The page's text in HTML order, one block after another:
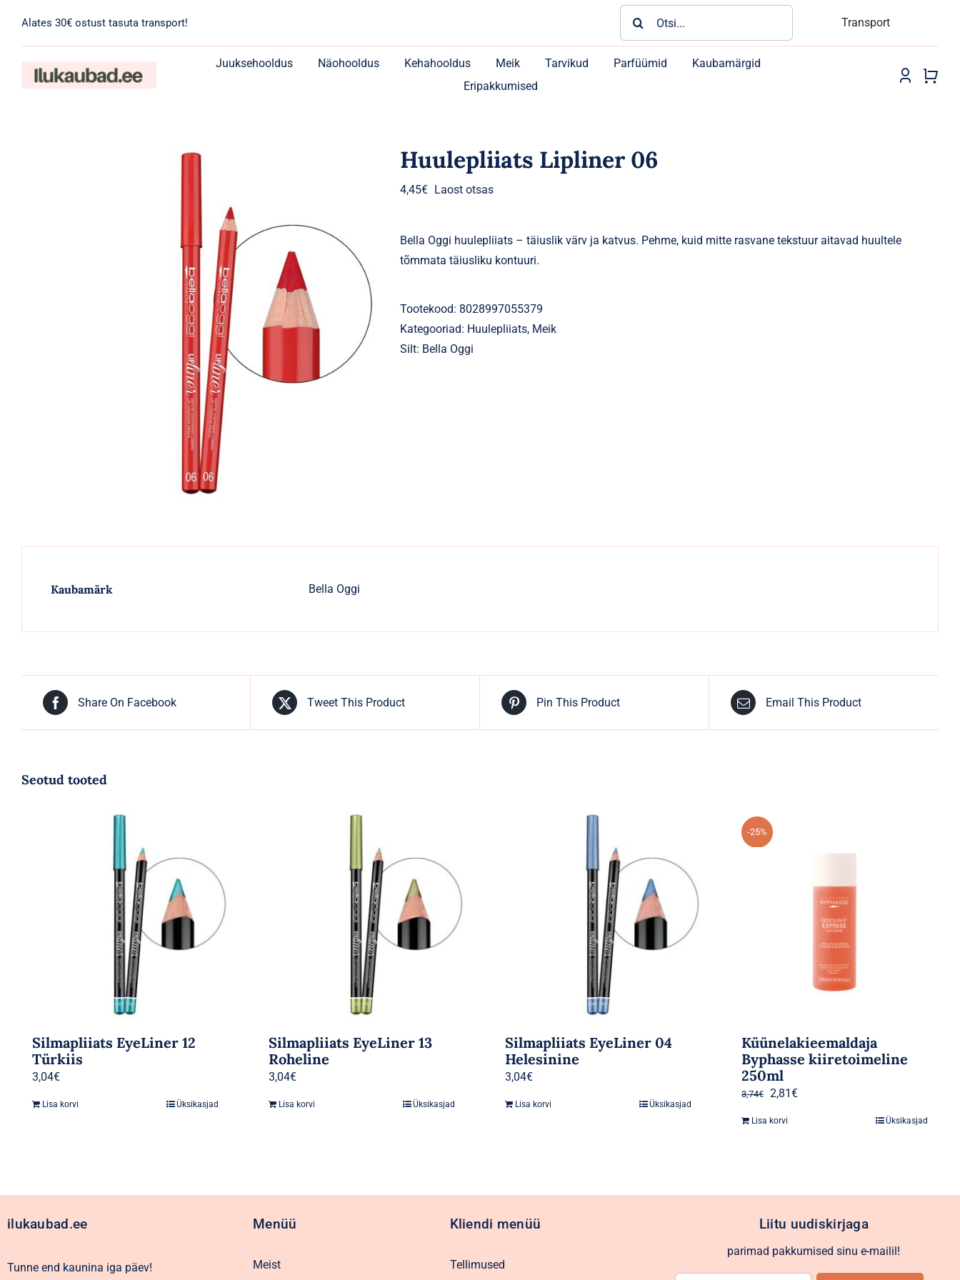
content
Alates 30€ ostust tasuta transport! Transport
Juuksehooldus Näohooldus Kehahooldus Meik Tarvikud Parfüümid
Kaubamärgid
Eripakkumised
Huulepliiats Lipliner 06
4,45€ Laost otsas
Bella Oggi huulepliiats – täiuslik värv ja katvus. Pehme, kuid mitte rasvane tekstuur aitavad huultele
tõmmata täiusliku kontuuri.
Tootekood: 8028997055379
Kategooriad: Huulepliiats, Meik
Silt: Bella Oggi
Kaubamärk Bella Oggi
Share On Facebook Tweet This Product Pin This Product Email This Product
Seotud tooted
Silmapliiats EyeLiner 12
Türkiis
3,04€
Lisa korvi Üksikasjad
Silmapliiats EyeLiner 13
Roheline
3,04€
Lisa korvi Üksikasjad
Silmapliiats EyeLiner 04
Helesinine
3,04€
Lisa korvi Üksikasjad
-25%
Küünelakieemaldaja
Byphasse kiiretoimeline
250ml
3,74€ Algne
2,81€Praegune
Lisa korvi Üksikasjad
ilukaubad.ee
Tunne end kaunina iga päev!
Menüü
Meist
Kliendi menüü
Tellimused
Liitu uudiskirjaga
parimad pakkumised sinu e-mailil!